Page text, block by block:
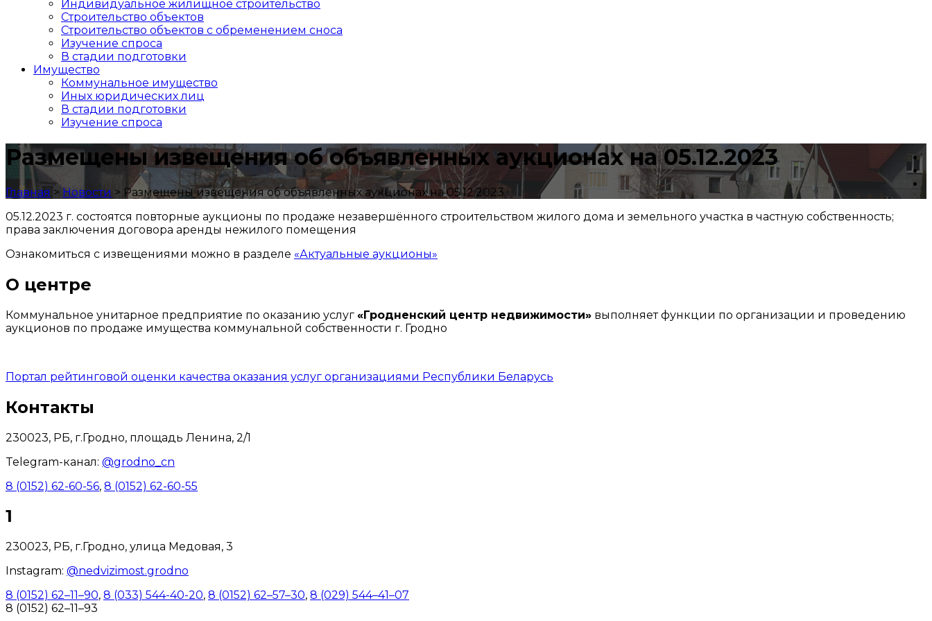
Индивидуальное жилищное строительство
Строительство объектов
Cтроительство объектов с обременением сноса
Изучение спроса
В стадии подготовки
Имущество
Коммунальное имущество
Иных юридических лиц
В стадии подготовки
Изучение спроса
Размещены извещения об объявленных аукционах на 05.12.2023
Главная > Новости > Размещены извещения об объявленных аукционах на 05.12.2023
05.12.2023 г. состоятся повторные аукционы по продаже незавершённого строительством жилого дома и земельного участка в частную собственность;
права заключения договора аренды нежилого помещения
Ознакомиться с извещениями можно в разделе «Актуальные аукционы»
О центре
Коммунальное унитарное предприятие по оказанию услуг «Гродненский центр недвижимости» выполняет функции по организации и проведению
аукционов по продаже имущества коммунальной собственности г. Гродно
Портал рейтинговой оценки качества оказания услуг организациями Республики Беларусь
Контакты
230023, РБ, г.Гродно, площадь Ленина, 2/1
Telegram-канал: @grodno_cn
8 (0152) 62-60-56, 8 (0152) 62-60-55
1
230023, РБ, г.Гродно, улица Медовая, 3
Instagram: @nedvizimost.grodno
8 (0152) 62–11–90, 8 (033) 544-40-20, 8 (0152) 62–57–30, 8 (029) 544–41–07
8 (0152) 62–11–93